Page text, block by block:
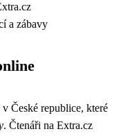
a zábavy
České republice, které
. Čtenáři na Extra.cz